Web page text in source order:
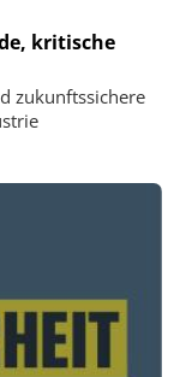
kritische
zukunftssichere